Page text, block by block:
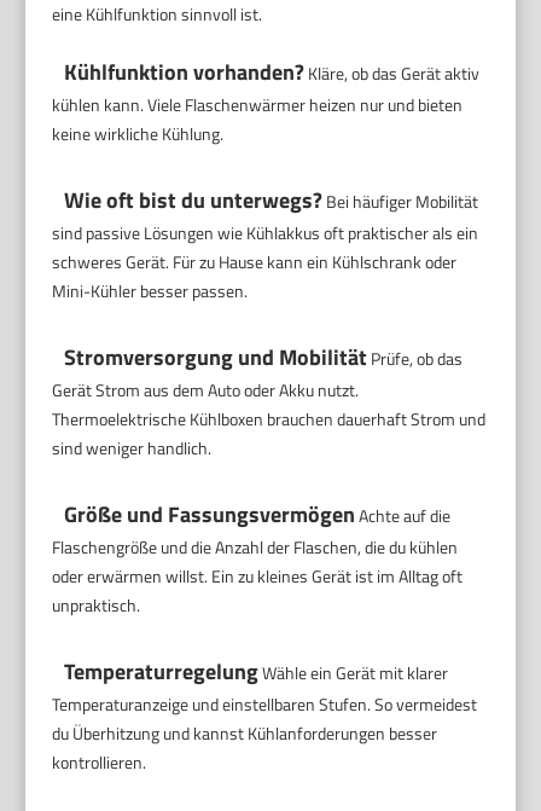
eine Kühlfunktion sinnvoll ist.
Kühlfunktion vorhanden?Kläre, ob das Gerät aktiv
kühlen kann. Viele Flaschenwärmer heizen nur und bieten
keine wirkliche Kühlung.
Wie oft bist du unterwegs?Bei häufiger Mobilität
sind passive Lösungen wie Kühlakkus oft praktischer als ein
schweres Gerät. Für zu Hause kann ein Kühlschrank oder
Mini-Kühler besser passen.
Stromversorgung und Mobilität Prüfe, ob das
Gerät Strom aus dem Auto oder Akku nutzt.
Thermoelektrische Kühlboxen brauchen dauerhaft Strom und
sind weniger handlich.
Größe und FassungsvermögenAchte auf die
Flaschengröße und die Anzahl der Flaschen, die du kühlen
oder erwärmen willst. Ein zu kleines Gerät ist im Alltag oft
unpraktisch.
TemperaturregelungWähle ein Gerät mit klarer
Temperaturanzeige und einstellbaren Stufen. So vermeidest
du Überhitzung und kannst Kühlanforderungen besser
kontrollieren.